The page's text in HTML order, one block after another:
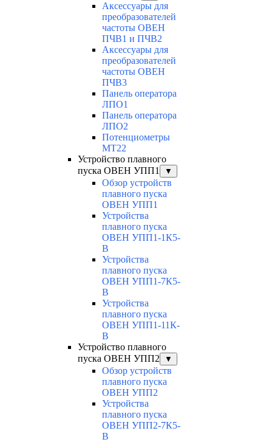
Аксессуары для
преобразователей
частоты ОВЕН
ПЧВ1 и ПЧВ2
Аксессуары для
преобразователей
частоты ОВЕН
ПЧВ3
Панель оператора
ЛПО1
Панель оператора
ЛПО2
Потенциометры
MT22
Устройство плавного
пуска ОВЕН УПП1
▼
Обзор устройств
плавного пуска
ОВЕН УПП1
Устройства
плавного пуска
ОВЕН УПП1-1К5-
В
Устройства
плавного пуска
ОВЕН УПП1-7К5-
В
Устройства
плавного пуска
ОВЕН УПП1-11К-
В
Устройство плавного
пуска ОВЕН УПП2
▼
Обзор устройств
плавного пуска
ОВЕН УПП2
Устройства
плавного пуска
ОВЕН УПП2-7К5-
В